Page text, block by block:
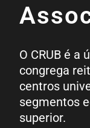
O CRUB é a
congrega
centros
segmentos
superior.